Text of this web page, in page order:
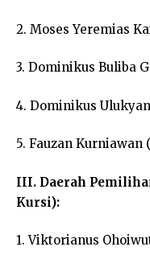
2. Moses Yeremias
3. Dominikus Buliba
4. Dominikus
5. Fauzan Kurniawan
III. Daerah
Kursi):
1. Viktorianus